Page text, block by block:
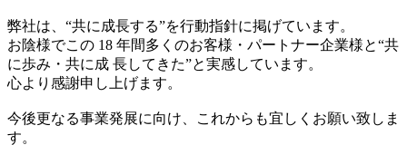
弊社は、“共に成長する”を行動指針に掲げています。
お陰様でこの 18 年間多くのお客様・パートナー企業様と“共
に歩み・共に成 長してきた”と実感しています。
心より感謝申し上げます。
今後更なる事業発展に向け、これからも宜しくお願い致しま
す。